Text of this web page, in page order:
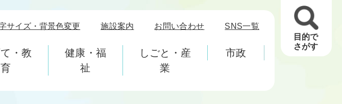
サイズ・背景色変更 施設案内 お問い合わせ SNS一覧
・教
育
健康・福
祉
しごと・産
業
市政
目的で
さがす